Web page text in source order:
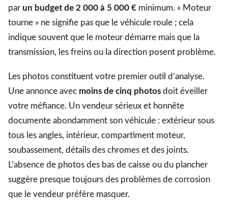
par un budget de 2 000 à 5 000 € minimum. « Moteur
tourne » ne signifie pas que le véhicule roule ; cela
indique souvent que le moteur démarre mais que la
transmission, les freins ou la direction posent problème.
Les photos constituent votre premier outil d’analyse.
Une annonce avec moins de cinq photos doit éveiller
votre méfiance. Un vendeur sérieux et honnête
documente abondamment son véhicule : extérieur sous
tous les angles, intérieur, compartiment moteur,
soubassement, détails des chromes et des joints.
L’absence de photos des bas de caisse ou du plancher
suggère presque toujours des problèmes de corrosion
que le vendeur préfère masquer.